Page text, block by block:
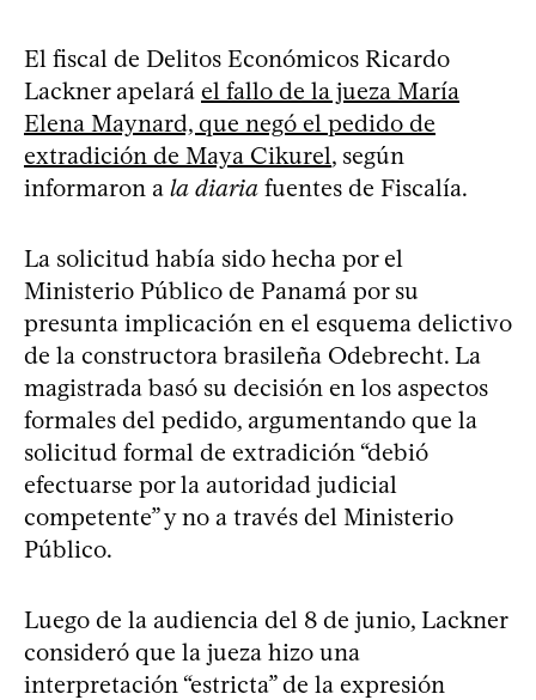
El fiscal de Delitos Económicos Ricardo
Lackner apelará el fallo de la jueza María
Elena Maynard, que negó el pedido de
extradición de Maya Cikurel, según
informaron a la diaria fuentes de Fiscalía.
La solicitud había sido hecha por el
Ministerio Público de Panamá por su
presunta implicación en el esquema delictivo
de la constructora brasileña Odebrecht. La
magistrada basó su decisión en los aspectos
formales del pedido, argumentando que la
solicitud formal de extradición “debió
efectuarse por la autoridad judicial
competente” y no a través del Ministerio
Público.
Luego de la audiencia del 8 de junio, Lackner
consideró que la jueza hizo una
interpretación “estricta” de la expresión